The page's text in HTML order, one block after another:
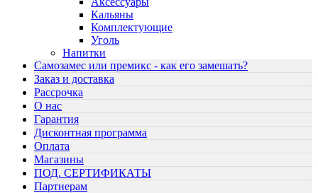
Кальяны
Комплектующие
Уголь
Напитки
Самозамес или премикс - как его замешать?
Заказ и доставка
Рассрочка
О нас
Гарантия
Дисконтная программа
Оплата
Магазины
ПОД. СЕРТИФИКАТЫ
Партнерам